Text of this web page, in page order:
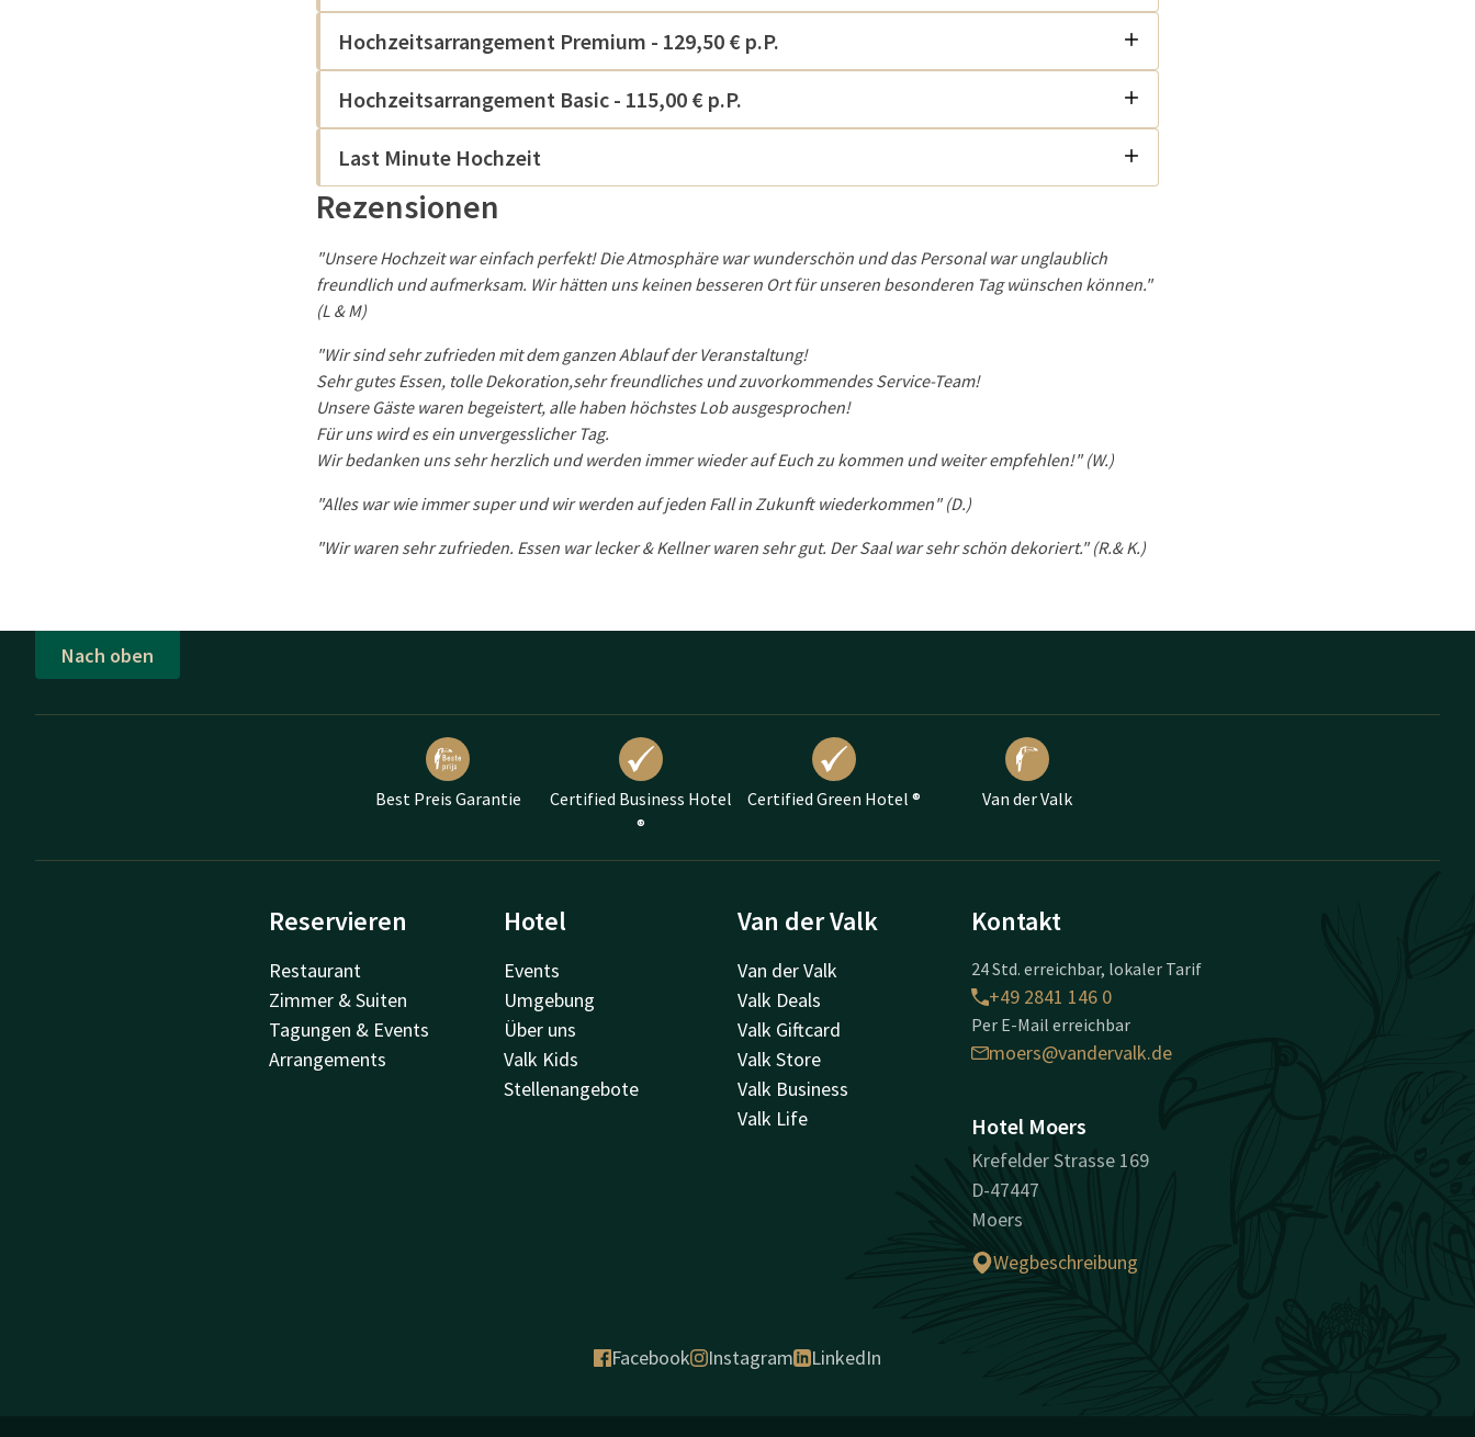
Hochzeitsarrangement Premium - 129,50 € p.P.
Hochzeitsarrangement Basic - 115,00 € p.P.
Last Minute Hochzeit
Rezensionen
"Unsere Hochzeit war einfach perfekt! Die Atmosphäre war wunderschön und das Personal war unglaublich
freundlich und aufmerksam. Wir hätten uns keinen besseren Ort für unseren besonderen Tag wünschen können."
(L & M)
"Wir sind sehr zufrieden mit dem ganzen Ablauf der Veranstaltung!
Sehr gutes Essen, tolle Dekoration,sehr freundliches und zuvorkommendes Service-Team!
Unsere Gäste waren begeistert, alle haben höchstes Lob ausgesprochen!
Für uns wird es ein unvergesslicher Tag.
Wir bedanken uns sehr herzlich und werden immer wieder auf Euch zu kommen und weiter empfehlen!" (W.)
"Alles war wie immer super und wir werden auf jeden Fall in Zukunft wiederkommen" (D.)
"Wir waren sehr zufrieden. Essen war lecker & Kellner waren sehr gut. Der Saal war sehr schön dekoriert." (R.& K.)
Nach oben
Best Preis Garantie
Certified Business Hotel
®
Certified Green Hotel ® Van der Valk
Reservieren
Restaurant
Zimmer & Suiten
Tagungen & Events
Arrangements
Hotel
Events
Umgebung
Über uns
Valk Kids
Stellenangebote
Van der Valk
Van der Valk
Valk Deals
Valk Giftcard
Valk Store
Valk Business
Valk Life
Kontakt
24 Std. erreichbar, lokaler Tarif
+49 2841 146 0
Per E-Mail erreichbar
moers@vandervalk.de
Hotel Moers
Krefelder Strasse 169
D-47447
Moers
Wegbeschreibung
Facebook Instagram LinkedIn